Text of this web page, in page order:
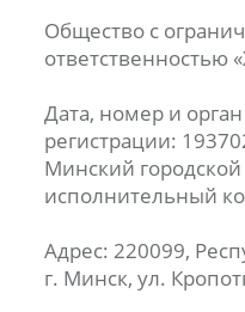
Общество с
ответственностью
Дата, номер и
регистрации:
Минский городской
исполнительный
Адрес: 220099,
г. Минск, ул.